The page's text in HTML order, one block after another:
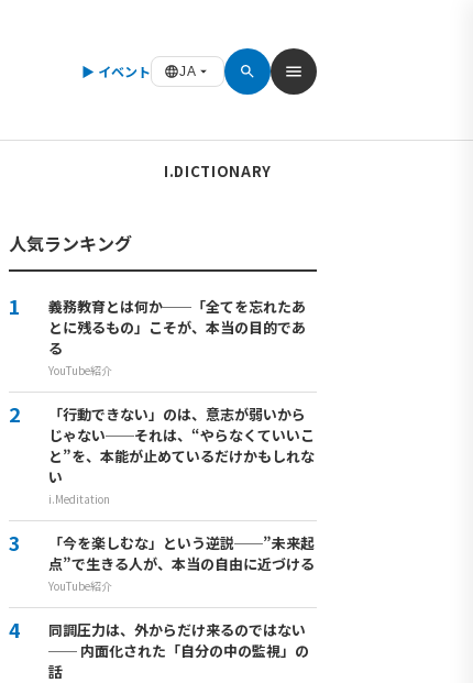
▶ イベント JA
I.DICTIONARY
人気ランキング
義務教育とは何か──「全てを忘れたあ
とに残るもの」こそが、本当の目的であ
る
YouTube紹介
「行動できない」のは、意志が弱いから
じゃない──それは、“やらなくていいこ
と”を、本能が止めているだけかもしれな
い
i.Meditation
「今を楽しむな」という逆説──”未来起
点”で生きる人が、本当の自由に近づける
YouTube紹介
同調圧力は、外からだけ来るのではない
── 内面化された「自分の中の監視」の
話